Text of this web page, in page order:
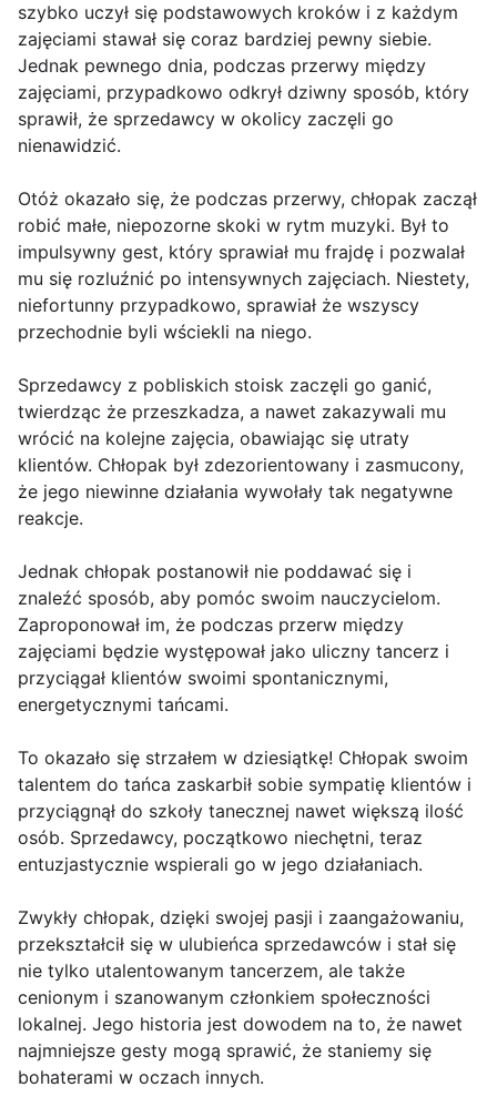
szybko uczył się podstawowych kroków i z każdym
zajęciami stawał się coraz bardziej pewny siebie.
Jednak pewnego dnia, podczas przerwy między
zajęciami, przypadkowo odkrył dziwny sposób, który
sprawił, że sprzedawcy w okolicy zaczęli go
nienawidzić.
Otóż okazało się, że podczas przerwy, chłopak zaczął
robić małe, niepozorne skoki w rytm muzyki. Był to
impulsywny gest, który sprawiał mu frajdę i pozwalał
mu się rozluźnić po intensywnych zajęciach. Niestety,
niefortunny przypadkowo, sprawiał że wszyscy
przechodnie byli wściekli na niego.
Sprzedawcy z pobliskich stoisk zaczęli go ganić,
twierdząc że przeszkadza, a nawet zakazywali mu
wrócić na kolejne zajęcia, obawiając się utraty
klientów. Chłopak był zdezorientowany i zasmucony,
że jego niewinne działania wywołały tak negatywne
reakcje.
Jednak chłopak postanowił nie poddawać się i
znaleźć sposób, aby pomóc swoim nauczycielom.
Zaproponował im, że podczas przerw między
zajęciami będzie występował jako uliczny tancerz i
przyciągał klientów swoimi spontanicznymi,
energetycznymi tańcami.
To okazało się strzałem w dziesiątkę! Chłopak swoim
talentem do tańca zaskarbił sobie sympatię klientów i
przyciągnął do szkoły tanecznej nawet większą ilość
osób. Sprzedawcy, początkowo niechętni, teraz
entuzjastycznie wspierali go w jego działaniach.
Zwykły chłopak, dzięki swojej pasji i zaangażowaniu,
przekształcił się w ulubieńca sprzedawców i stał się
nie tylko utalentowanym tancerzem, ale także
cenionym i szanowanym członkiem społeczności
lokalnej. Jego historia jest dowodem na to, że nawet
najmniejsze gesty mogą sprawić, że staniemy się
bohaterami w oczach innych.